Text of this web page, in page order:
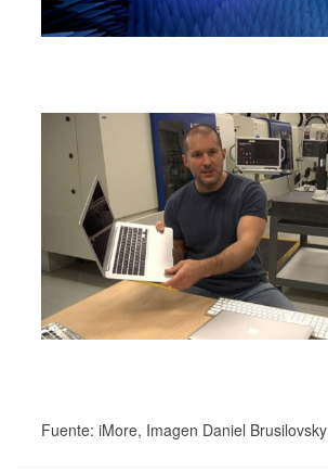
Fuente: iMore, Imagen Daniel Brusilovsky